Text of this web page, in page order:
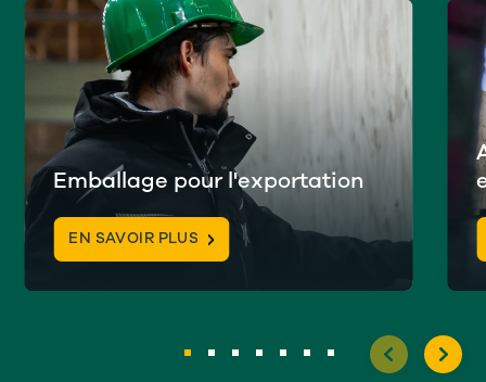
Emballage pour l'exportation
EN SAVOIR PLUS